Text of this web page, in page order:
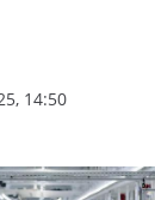
14:50